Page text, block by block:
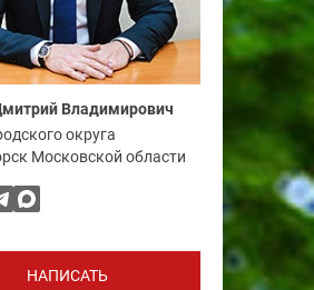
Владимирович
округа
Московской области
НАПИСАТЬ